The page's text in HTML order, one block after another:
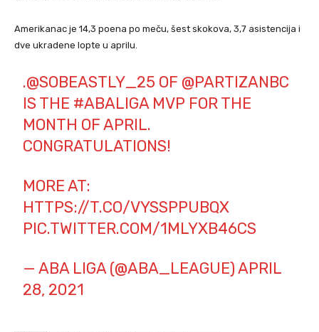
Amerikanac je 14,3 poena po meču, šest skokova, 3,7 asistencija i
dve ukradene lopte u aprilu.
.@SOBEASTLY_25 OF @PARTIZANBC
IS THE #ABALIGAMVP FOR THE
MONTH OF APRIL.
CONGRATULATIONS!
MORE AT:
HTTPS://T.CO/VYSSPPUBQX
PIC.TWITTER.COM/1MLYXB46CS
— ABA LIGA (@ABA_LEAGUE)APRIL
28, 2021